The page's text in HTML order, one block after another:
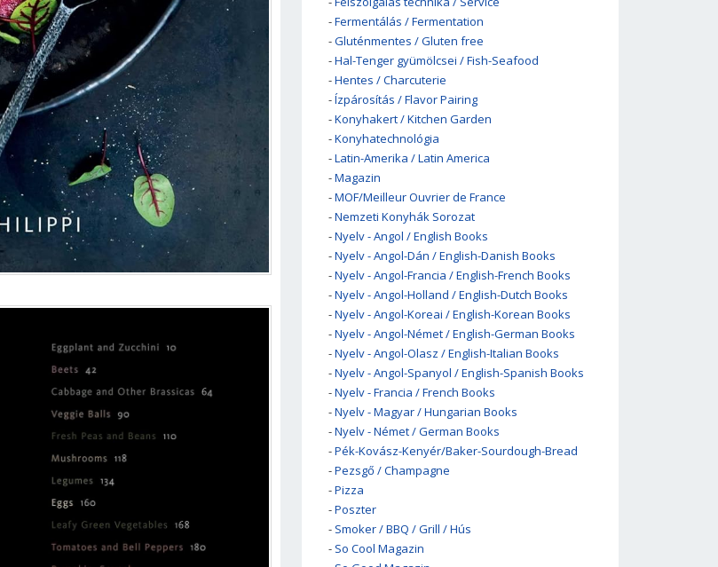
-Fermentálás / Fermentation
-Gluténmentes / Gluten free
-Hal-Tenger gyümölcsei / Fish-Seafood
-Hentes / Charcuterie
-Ízpárosítás / Flavor Pairing
-Konyhakert / Kitchen Garden
-Konyhatechnológia
-Latin-Amerika / Latin America
-Magazin
-MOF/Meilleur Ouvrier de France
-Nemzeti Konyhák Sorozat
-Nyelv - Angol / English Books
-Nyelv - Angol-Dán / English-Danish Books
-Nyelv - Angol-Francia / English-French Books
-Nyelv - Angol-Holland / English-Dutch Books
-Nyelv - Angol-Koreai / English-Korean Books
-Nyelv - Angol-Német / English-German Books
-Nyelv - Angol-Olasz / English-Italian Books
-Nyelv - Angol-Spanyol / English-Spanish Books
-Nyelv - Francia / French Books
-Nyelv - Magyar / Hungarian Books
-Nyelv - Német / German Books
-Pék-Kovász-Kenyér/Baker-Sourdough-Bread
-Pezsgő / Champagne
-Pizza
-Poszter
- Smoker / BBQ / Grill / Hús
- So Cool Magazin